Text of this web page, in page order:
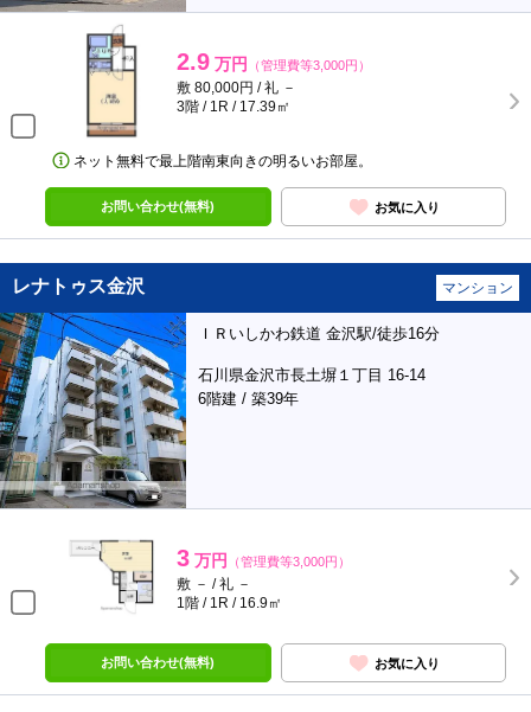
2.9 万円 （管理費等3,000円）
敷 80,000円 / 礼 －
3階 / 1R / 17.39㎡
ネット無料で最上階南東向きの明るいお部屋。
お問い合わせ(無料) お気に入り
レナトゥス金沢 マンション
ＩＲいしかわ鉄道 金沢駅/徒歩16分
石川県金沢市長土塀１丁目 16-14
6階建 / 築39年
3 万円 （管理費等3,000円）
敷 － / 礼 －
1階 / 1R / 16.9㎡
お問い合わせ(無料) お気に入り